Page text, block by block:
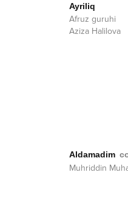
Ayriliq
Afruz guruhi
Aziza Halilova
Aldamadim
Muhriddin